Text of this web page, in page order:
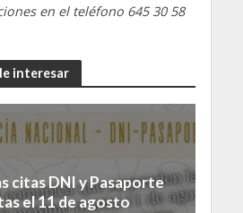
en el teléfono 645 30 58
interesar
citas DNI y Pasaporte
el 11 de agosto